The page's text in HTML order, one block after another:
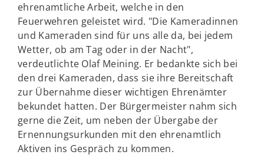
ehrenamtliche Arbeit, welche in den
Feuerwehren geleistet wird. "Die Kameradinnen
und Kameraden sind für uns alle da, bei jedem
Wetter, ob am Tag oder in der Nacht",
verdeutlichte Olaf Meining. Er bedankte sich bei
den drei Kameraden, dass sie ihre Bereitschaft
zur Übernahme dieser wichtigen Ehrenämter
bekundet hatten. Der Bürgermeister nahm sich
gerne die Zeit, um neben der Übergabe der
Ernennungsurkunden mit den ehrenamtlich
Aktiven ins Gespräch zu kommen.